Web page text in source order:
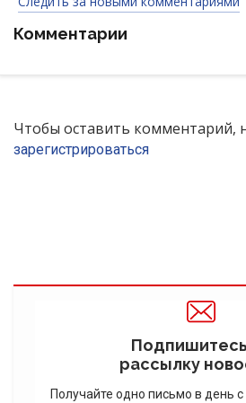
Комментарии
Чтобы оставить комментарий,
зарегистрироваться
рассылку
Получайте одно письмо в день